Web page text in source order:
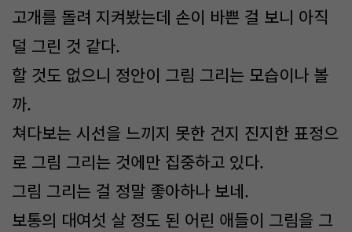
고개를 돌려 지켜봤는데 손이 바쁜 걸 보니 아직
덜 그린 것 같다.
할 것도 없으니 정안이 그림 그리는 모습이나 볼
까.
쳐다보는 시선을 느끼지 못한 건지 진지한 표정으
로 그림 그리는 것에만 집중하고 있다.
그림 그리는 걸 정말 좋아하나 보네.
보통의 대여섯 살 정도 된 어린 애들이 그림을 그